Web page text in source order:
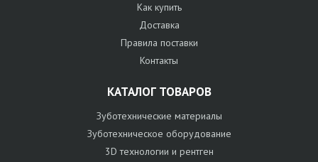
Как купить
Доставка
Правила поставки
Контакты
КАТАЛОГ ТОВАРОВ
Зуботехнические материалы
Зуботехническое оборудование
3D технологии и рентген